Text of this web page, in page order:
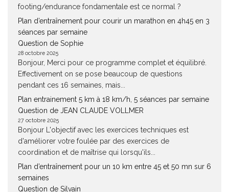
footing/endurance fondamentale est ce normal ?
Plan d’entraînement pour courir un marathon en 4h45 en 3
séances par semaine
Question de Sophie
28 octobre 2025
Bonjour, Merci pour ce programme complet et équilibré.
Effectivement on se pose beaucoup de questions
pendant ces 16 semaines, mais...
Plan entrainement 5 km à 18 km/h, 5 séances par semaine
Question de JEAN CLAUDE VOLLMER
27 octobre 2025
Bonjour L'objectif avec les exercices techniques est
d'améliorer votre foulée par des exercices de
coordination et de maîtrise qui lorsqu'ils...
Plan d’entraînement pour un 10 km entre 45 et 50 mn sur 6
semaines
Question de Silvain